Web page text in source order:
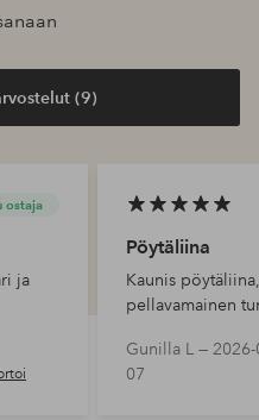
(9)
ostaja
ja
Pöytäliina
Kaunis
pellavamainen
Gunilla L — 2026-
07